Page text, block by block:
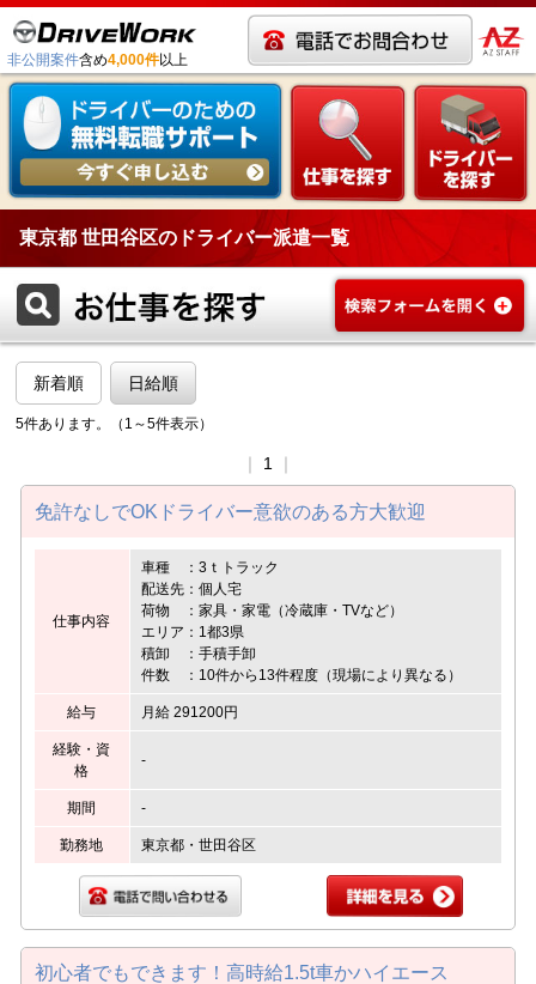
非公開案件含め4,000件以上
東京都 世田谷区のドライバー派遣一覧
新着順 日給順
5件あります。（1～5件表示）
1
免許なしでOKドライバー意欲のある方大歓迎
仕事内容
車種 ：3ｔトラック
配送先：個人宅
荷物 ：家具・家電（冷蔵庫・TVなど）
エリア：1都3県
積卸 ：手積手卸
件数 ：10件から13件程度（現場により異なる）
給与 月給 291200円
経験・資
格
-
期間 -
勤務地 東京都・世田谷区
初心者でもできます！高時給1.5t車かハイエース